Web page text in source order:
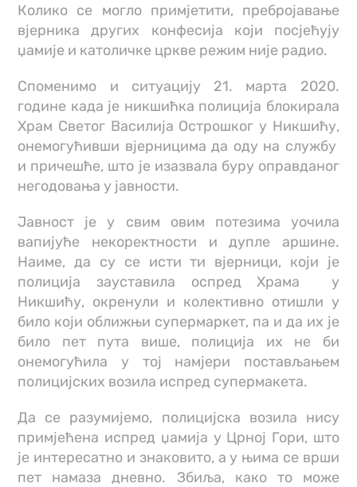
Колико се могло примјетити, пребројавање
вјерника других конфесија који посјећују
џамије и католичке цркве режим није радио.
Споменимо и ситуацију 21. марта 2020.
године када је никшићка полиција блокирала
Храм Светог Василија Острошког у Никшићу,
онемогућивши вјерницима да оду на службу
и причешће, што је изазвала буру оправданог
негодовања у јавности.
Јавност је у свим овим потезима уочила
вапијуће некоректности и дупле аршине.
Наиме, да су се исти ти вјерници, који је
полиција зауставила оспред Храма у
Никшићу, окренули и колективно отишли у
било који оближњи супермаркет, па и да их је
било пет пута више, полиција их не би
онемогућила у тој намјери постављањем
полицијских возила испред супермакета.
Да се разумијемо, полицијска возила нису
примјећена испред џамија у Црној Гори, што
је интересатно и знаковито, а у њима се врши
пет намаза дневно. Збиља, како то може